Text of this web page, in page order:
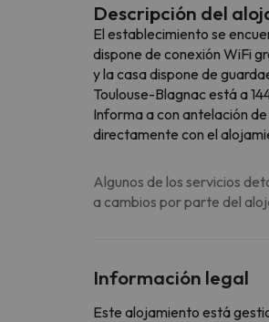
Descripción del
El establecimiento se
dispone de conexión WiFi
y la casa dispone de
Toulouse-Blagnac está a
Informa a con antelación
directamente con el
Algunos de los servicios
a cambios por parte del
Información legal
Este alojamiento está